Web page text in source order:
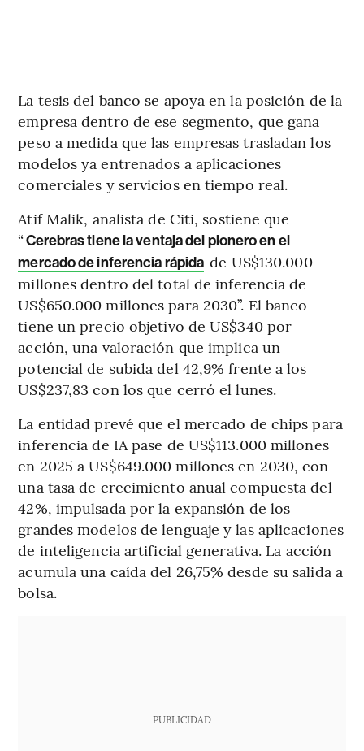
La tesis del banco se apoya en la posición de la
empresa dentro de ese segmento, que gana
peso a medida que las empresas trasladan los
modelos ya entrenados a aplicaciones
comerciales y servicios en tiempo real.
Atif Malik, analista de Citi, sostiene que
“Cerebras tiene la ventaja del pionero en el
mercado de inferencia rápida de US$130.000
millones dentro del total de inferencia de
US$650.000 millones para 2030”. El banco
tiene un precio objetivo de US$340 por
acción, una valoración que implica un
potencial de subida del 42,9% frente a los
US$237,83 con los que cerró el lunes.
La entidad prevé que el mercado de chips para
inferencia de IA pase de US$113.000 millones
en 2025 a US$649.000 millones en 2030, con
una tasa de crecimiento anual compuesta del
42%, impulsada por la expansión de los
grandes modelos de lenguaje y las aplicaciones
de inteligencia artificial generativa. La acción
acumula una caída del 26,75% desde su salida a
bolsa.
PUBLICIDAD